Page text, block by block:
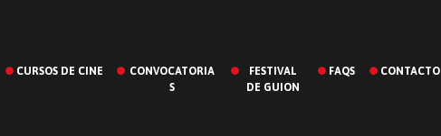
CURSOS DE CINE
CONVOCATORIA
S
FESTIVAL
DE GUION
FAQS CONTACTO